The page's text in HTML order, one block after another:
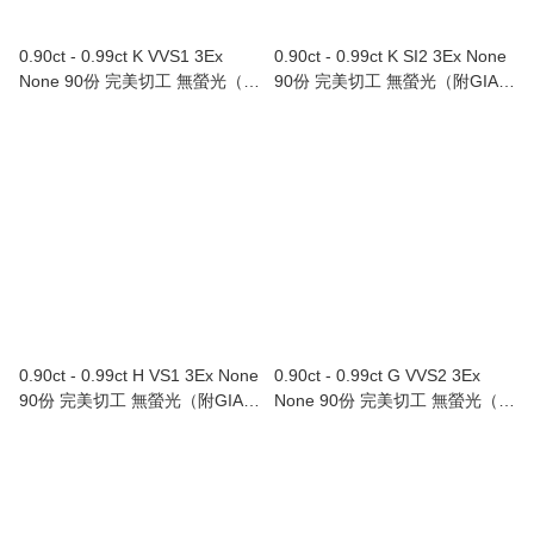
0.90ct - 0.99ct K VVS1 3Ex
None 90份 完美切工 無螢光（附
0.90ct - 0.99ct K SI2 3Ex None
90份 完美切工 無螢光（附GIA證
0.90ct - 0.99ct H VS1 3Ex None
90份 完美切工 無螢光（附GIA證
0.90ct - 0.99ct G VVS2 3Ex
None 90份 完美切工 無螢光（附